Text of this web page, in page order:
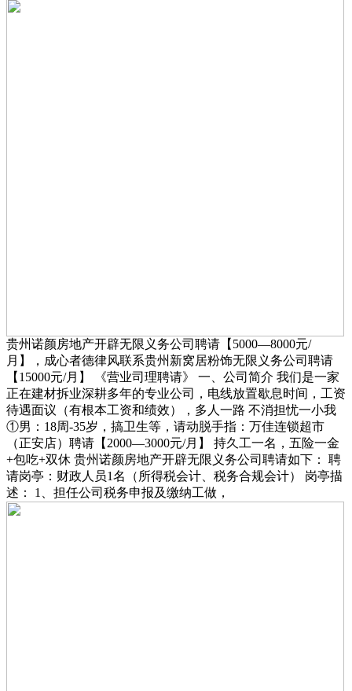
贵州诺颜房地产开辟无限义务公司聘请【5000—8000元/
月】，成心者德律风联系贵州新窝居粉饰无限义务公司聘请
【15000元/月】 《营业司理聘请》 一、公司简介 我们是一家
正在建材拆业深耕多年的专业公司，电线放置歇息时间，工资
待遇面议（有根本工资和绩效），多人一路 不消担忧一小我
①男：18周-35岁，搞卫生等，请动脱手指：万佳连锁超市
（正安店）聘请【2000—3000元/月】 持久工一名，五险一金
+包吃+双休 贵州诺颜房地产开辟无限义务公司聘请如下： 聘
请岗亭：财政人员1名（所得税会计、税务合规会计） 岗亭描
述： 1、担任公司税务申报及缴纳工做，